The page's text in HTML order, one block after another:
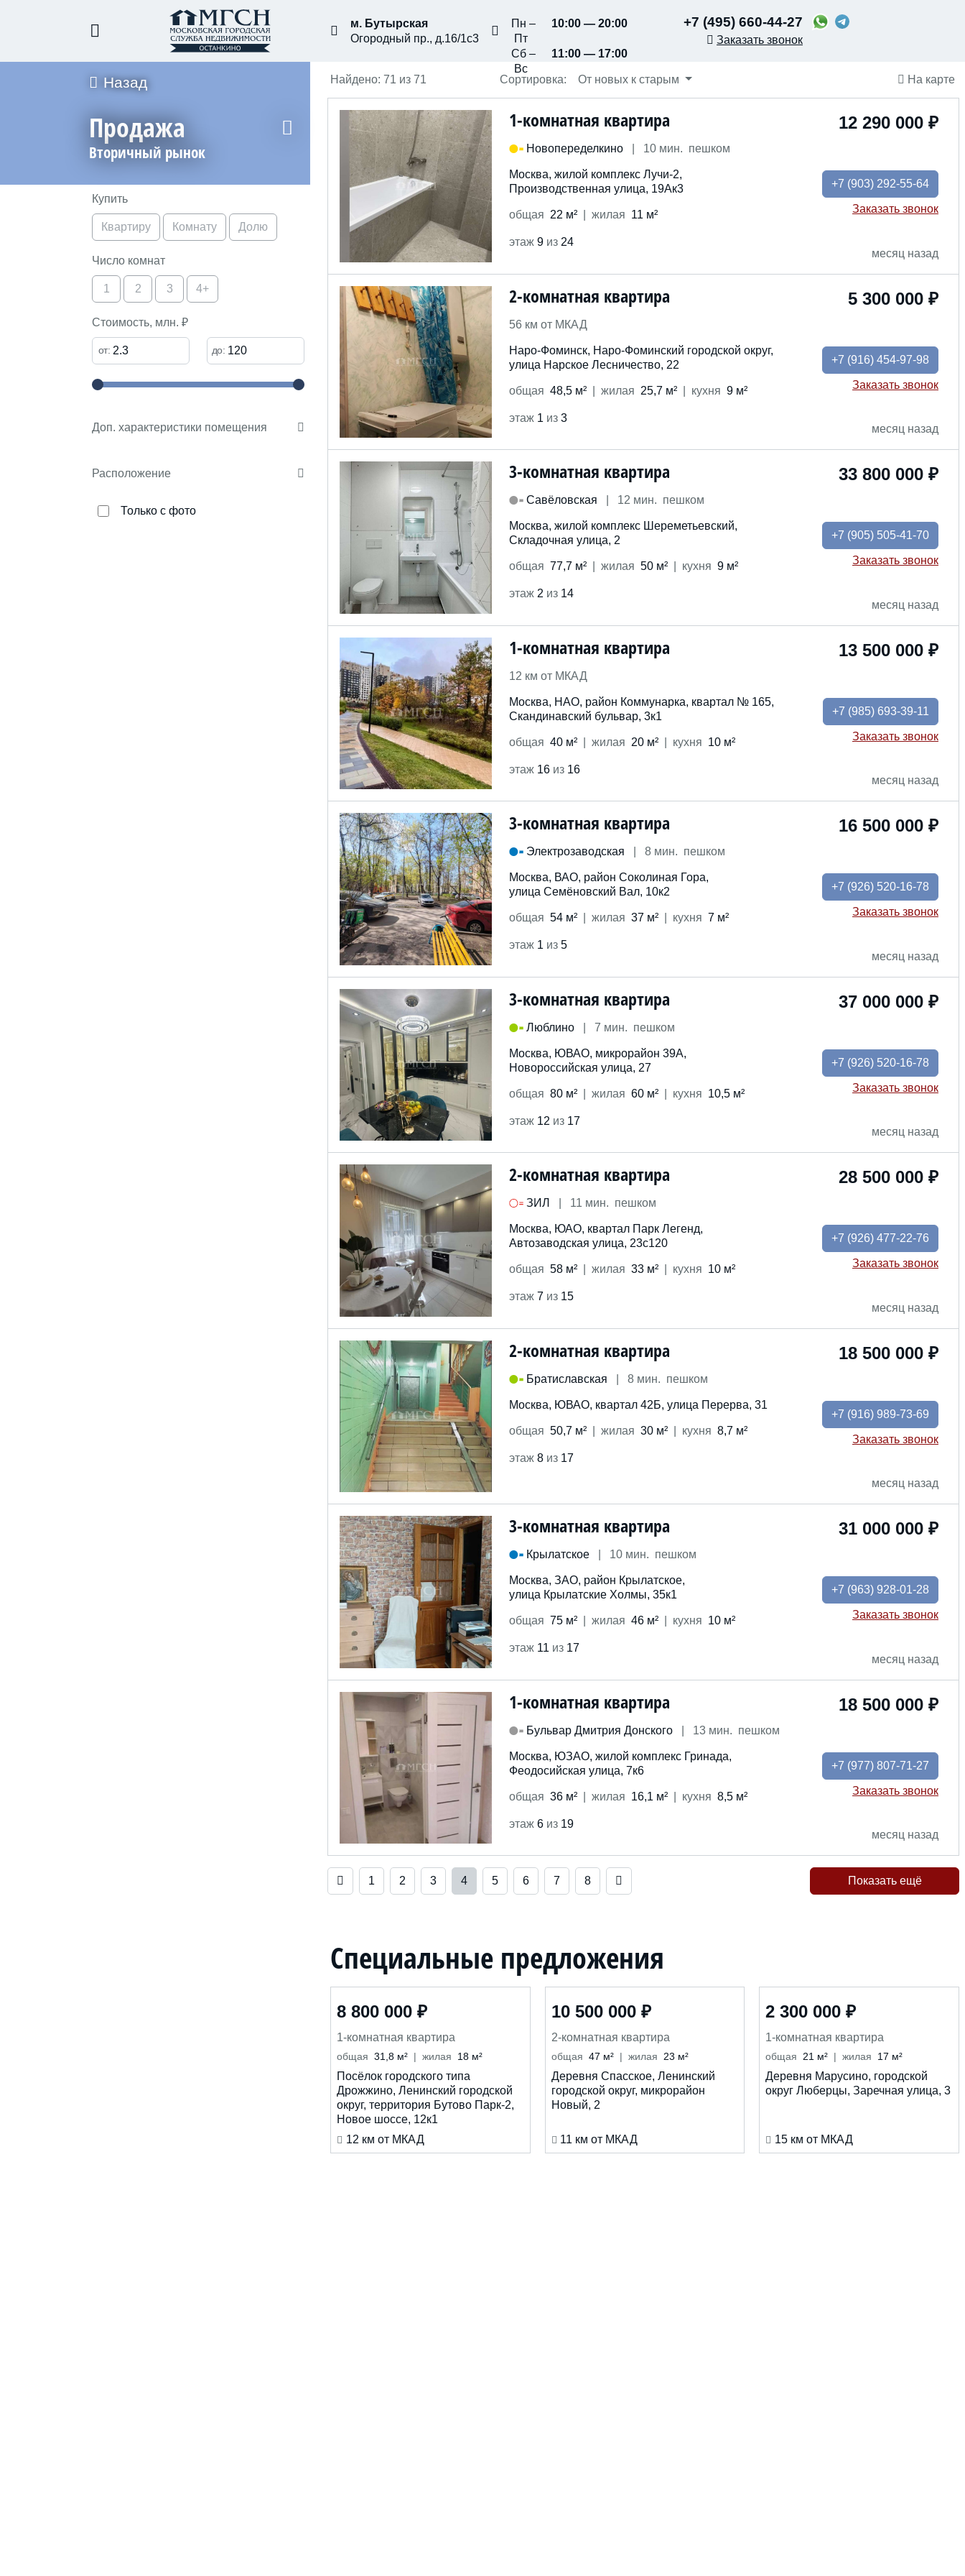
м. Бутырская
Огородный пр., д.16/1с3
Пн –
Пт
10:00 — 20:00
Сб –
Вс
11:00 — 17:00
+7 (495) 660-44-27
Заказать звонок
Назад
Продажа
Вторичный рынок
Купить
Квартиру Комнату Долю
Число комнат
1 2 3 4+
Стоимость, млн. ₽
от: до:
Доп. характеристики помещения
Расположение
Только с фото
Найдено: 71 из 71 Сортировка: От новых к старым На карте
1-комнатная квартира
Новопеределкино 10 мин. пешком
Москва, жилой комплекс Лучи-2,
Производственная улица, 19Ак3
общая 22 м² жилая 11 м²
этаж 9из 24
12 290 000 ₽
+7 (903) 292-55-64
Заказать звонок
месяц назад
2-комнатная квартира
56 км от МКАД
Наро-Фоминск, Наро-Фоминский городской округ,
улица Нарское Лесничество, 22
общая 48,5 м² жилая 25,7 м² кухня 9 м²
этаж 1 из 3
5 300 000 ₽
+7 (916) 454-97-98
Заказать звонок
месяц назад
3-комнатная квартира
Савёловская 12 мин. пешком
Москва, жилой комплекс Шереметьевский,
Складочная улица, 2
общая 77,7 м² жилая 50 м² кухня 9 м²
этаж 2 из 14
33 800 000 ₽
+7 (905) 505-41-70
Заказать звонок
месяц назад
1-комнатная квартира
12 км от МКАД
Москва, НАО, район Коммунарка, квартал № 165,
Скандинавский бульвар, 3к1
общая 40 м² жилая 20 м² кухня 10 м²
этаж 16из 16
13 500 000 ₽
+7 (985) 693-39-11
Заказать звонок
месяц назад
3-комнатная квартира
Электрозаводская 8 мин. пешком
Москва, ВАО, район Соколиная Гора,
улица Семёновский Вал, 10к2
общая 54 м² жилая 37 м² кухня 7 м²
этаж 1 из 5
16 500 000 ₽
+7 (926) 520-16-78
Заказать звонок
месяц назад
3-комнатная квартира
Люблино 7 мин. пешком
Москва, ЮВАО, микрорайон 39А,
Новороссийская улица, 27
общая 80 м² жилая 60 м² кухня 10,5 м²
этаж 12 из 17
37 000 000 ₽
+7 (926) 520-16-78
Заказать звонок
месяц назад
2-комнатная квартира
ЗИЛ 11 мин. пешком
Москва, ЮАО, квартал Парк Легенд,
Автозаводская улица, 23с120
общая 58 м² жилая 33 м² кухня 10 м²
этаж 7 из 15
28 500 000 ₽
+7 (926) 477-22-76
Заказать звонок
месяц назад
2-комнатная квартира
Братиславская 8 мин. пешком
Москва, ЮВАО, квартал 42Б, улица Перерва, 31
общая 50,7 м² жилая 30 м² кухня 8,7 м²
этаж 8из 17
18 500 000 ₽
+7 (916) 989-73-69
Заказать звонок
месяц назад
3-комнатная квартира
Крылатское 10 мин. пешком
Москва, ЗАО, район Крылатское,
улица Крылатские Холмы, 35к1
общая 75 м² жилая 46 м² кухня 10 м²
этаж 11 из 17
31 000 000 ₽
+7 (963) 928-01-28
Заказать звонок
месяц назад
1-комнатная квартира
Бульвар Дмитрия Донского 13 мин. пешком
Москва, ЮЗАО, жилой комплекс Гринада,
Феодосийская улица, 7к6
общая 36 м² жилая 16,1 м² кухня 8,5 м²
этаж 6из 19
18 500 000 ₽
+7 (977) 807-71-27
Заказать звонок
месяц назад
Показать ещё
1 2 3 4 5 6 7 8
Специальные предложения
8 800 000 ₽
1-комнатная квартира
общая 31,8 м² жилая
18 м²
Посёлок городского типа
Дрожжино, Ленинский городской
округ, территория Бутово Парк-2,
Новое шоссе, 12к1
12 км от МКАД
10 500 000 ₽
2-комнатная квартира
общая 47 м² жилая
23 м²
Деревня Спасское, Ленинский
городской округ, микрорайон
Новый, 2
11 км от МКАД
2 300 000 ₽
1-комнатная квартира
общая 21 м² жилая 17 м²
Деревня Марусино, городской
округ Люберцы, Заречная улица, 3
15 км от МКАД